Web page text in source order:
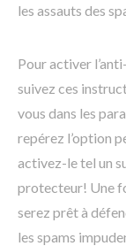
les assauts des
Pour activer
suivez ces
vous dans les
repérez l’option
activez-le tel un
protecteur! Une
serez prêt à
les spams